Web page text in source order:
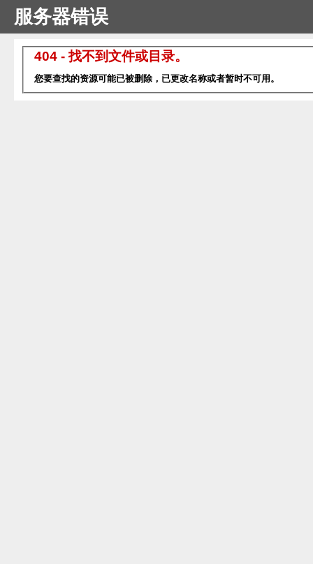
服务器错误
404 - 找不到文件或目录。
您要查找的资源可能已被删除，已更改名称或者暂时不可用。